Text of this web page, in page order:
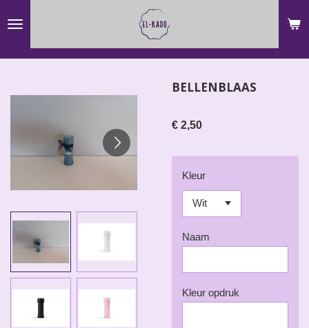
BELLENBLAAS
€ 2,50
Kleur
Naam
Kleur opdruk